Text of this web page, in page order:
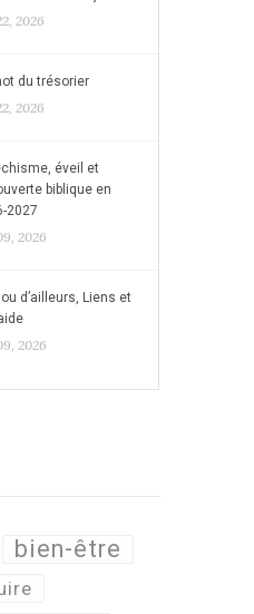
2026
du trésorier
2026
éveil et
biblique en
2027
2026
ou d’ailleurs, Liens et
2026
bien-être